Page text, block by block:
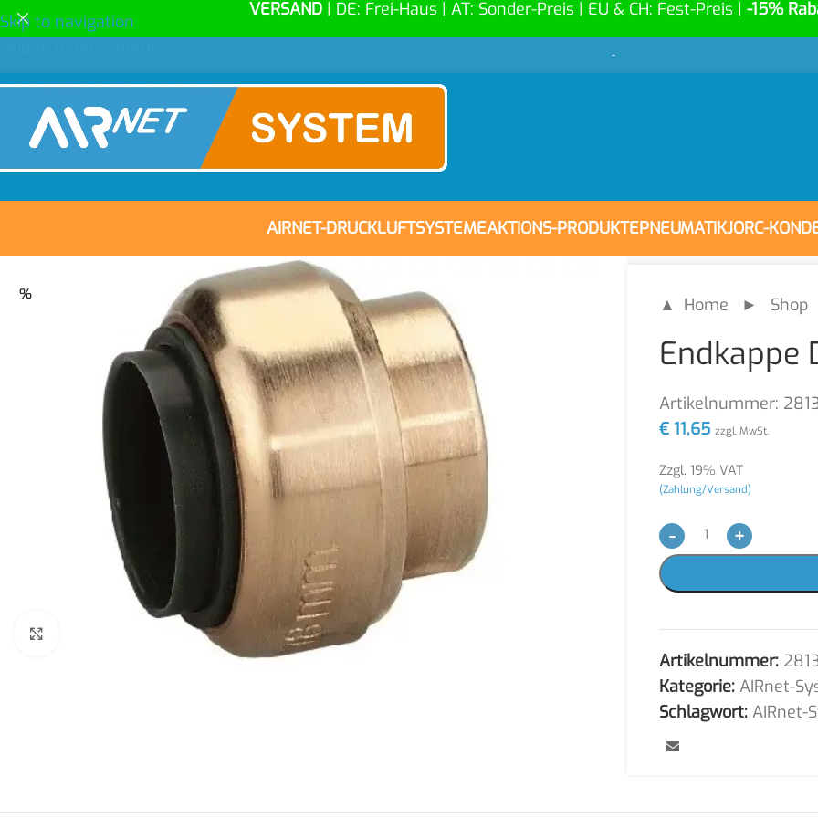
Skip to navigation
VERSAND | DE: Frei-Haus | AT: Sonder-Preis | EU & CH: Fest-Preis | -15%
-
AIRNET-DRUCKLUFTSYSTEMEAKTIONS-PRODUKTEPNEUMATIKJORC-
% ▲ Home ► Shop
Endkappe
Artikelnummer:
€ 11,65 zzgl. MwSt.
Zzgl. 19% VAT
(Zahlung/Versand)
- +
Artikelnummer:
Kategorie: AIRnet-
Schlagwort: AIRnet-